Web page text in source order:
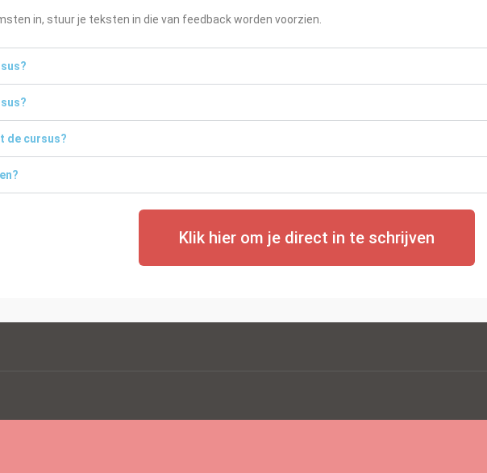
in, stuur je teksten in die van feedback worden voorzien.
de cursus?
Klik hier om je direct in te schrijven